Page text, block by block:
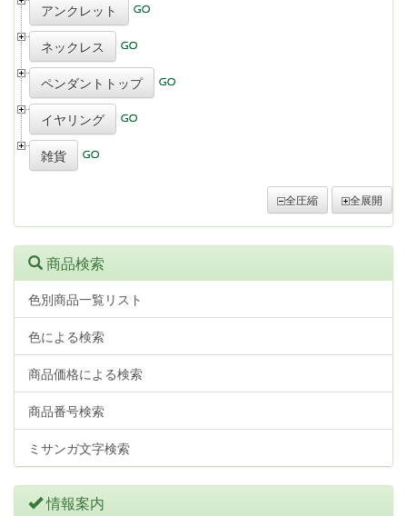
アンクレット
ネックレス
ペンダントトップ
イヤリング
雑貨
全圧縮 全展開
商品検索
色別商品一覧リスト
色による検索
商品価格による検索
商品番号検索
ミサンガ文字検索
情報案内